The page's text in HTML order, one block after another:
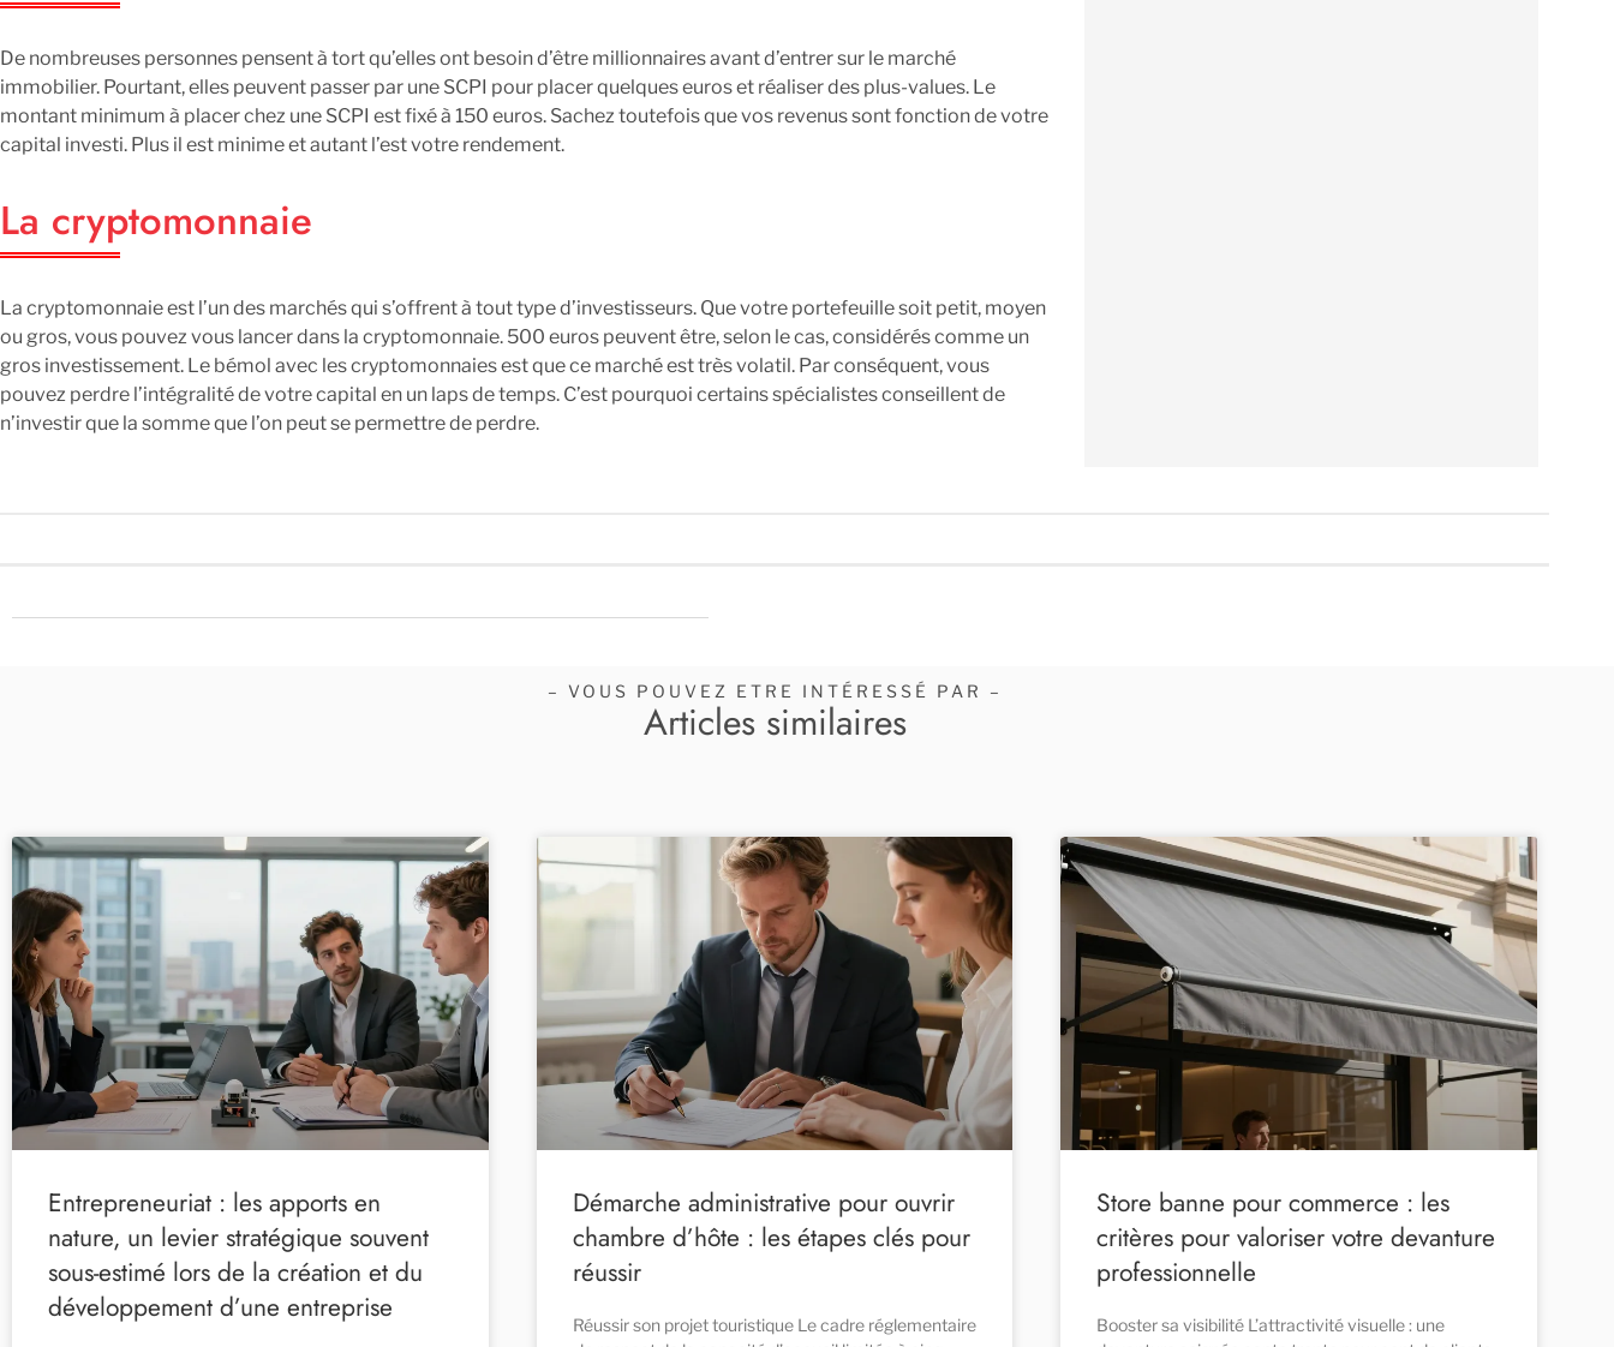
De nombreuses personnes pensent à tort qu’elles ont besoin d’être millionnaires avant d’entrer sur le marché
immobilier. Pourtant, elles peuvent passer par une SCPI pour placer quelques euros et réaliser des plus-values. Le
montant minimum à placer chez une SCPI est fixé à 150 euros. Sachez toutefois que vos revenus sont fonction de votre
capital investi. Plus il est minime et autant l’est votre rendement.
La cryptomonnaie
La cryptomonnaie est l’un des marchés qui s’offrent à tout type d’investisseurs. Que votre portefeuille soit petit, moyen
ou gros, vous pouvez vous lancer dans la cryptomonnaie. 500 euros peuvent être, selon le cas, considérés comme un
gros investissement. Le bémol avec les cryptomonnaies est que ce marché est très volatil. Par conséquent, vous
pouvez perdre l’intégralité de votre capital en un laps de temps. C’est pourquoi certains spécialistes conseillent de
n’investir que la somme que l’on peut se permettre de perdre.
– VOUS POUVEZ ETRE INTÉRESSÉ PAR –
Articles similaires
Entrepreneuriat : les apports en
nature, un levier stratégique souvent
sous-estimé lors de la création et du
développement d’une entreprise
Démarche administrative pour ouvrir
chambre d’hôte : les étapes clés pour
réussir
Réussir son projet touristique Le cadre réglementaire
Store banne pour commerce : les
critères pour valoriser votre devanture
professionnelle
Booster sa visibilité L’attractivité visuelle : une